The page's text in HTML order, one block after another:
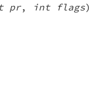
pr, int flags